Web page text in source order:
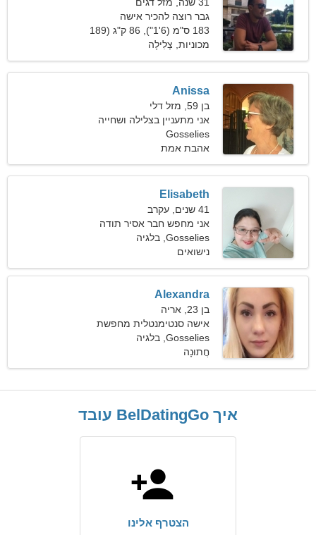
גבר רוצה להכיר אישה
183 ס"מ (6'1"), 86 ק"ג (189
פאונד)
מכוניות, צְלִילָה
Anissa
בן 59, מזל דלי
אני מתעניין בצלילה ושחייה
Gosselies
אהבת אמת
Elisabeth
41 שנים, עקרב
אני מחפש חבר אסיר תודה
לסקי
Gosselies, בלגיה
נישואים
Alexandra
בן 23, אריה
אישה סנטימנטלית מחפשת
גבר
Gosselies, בלגיה
חֲתוּנָה
איך BelDatingGo עובד
הצטרף אלינו